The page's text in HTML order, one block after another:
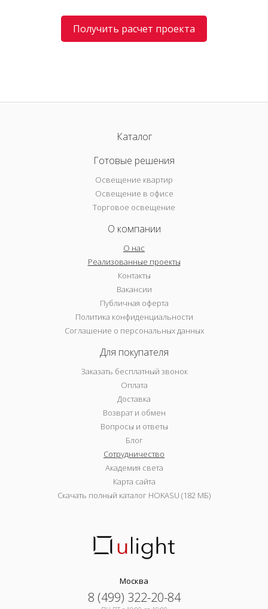
Получить расчет проекта
Каталог
Готовые решения
Освещение квартир
Освещение в офисе
Торговое освещение
О компании
О нас
Реализованные проекты
Контакты
Вакансии
Публичная оферта
Политика конфиденциальности
Соглашение о персональных данных
Для покупателя
Заказать бесплатный звонок
Оплата
Доставка
Возврат и обмен
Вопросы и ответы
Блог
Сотрудничество
Академия света
Карта сайта
Скачать полный каталог HOKASU (182 МБ)
Москва
8 (499) 322-20-84